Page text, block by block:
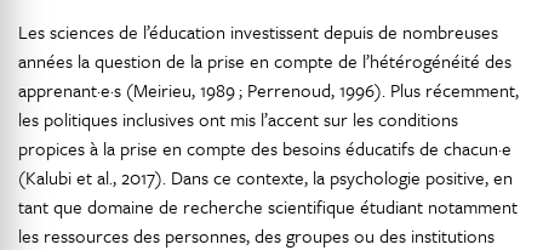
Les sciences de l’éducation investissent depuis de nombreuses
années la question de la prise en compte de l’hétérogénéité des
apprenant·e·s (Meirieu, 1989 ; Perrenoud, 1996). Plus récemment,
les politiques inclusives ont mis l’accent sur les conditions
propices à la prise en compte des besoins éducatifs de chacun·e
(Kalubi et al., 2017). Dans ce contexte, la psychologie positive, en
tant que domaine de recherche scientifique étudiant notamment
les ressources des personnes, des groupes ou des institutions